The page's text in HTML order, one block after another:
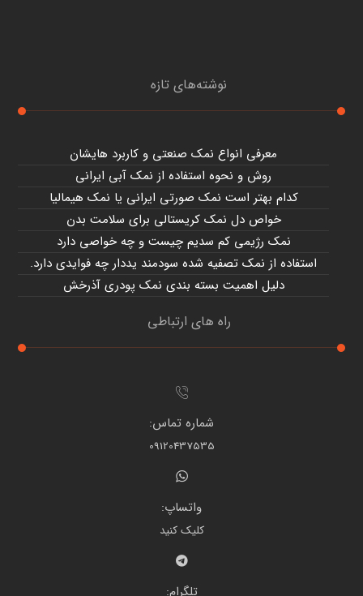
نوشته‌های تازه
معرفی انواع نمک صنعتی و کاربرد هایشان
روش و نحوه استفاده از نمک آبی ایرانی
کدام بهتر است نمک صورتی ایرانی یا نمک هیمالیا
خواص دل نمک کریستالی برای سلامت بدن
نمک رژیمی کم سدیم چیست و چه خواصی دارد
استفاده از نمک تصفیه شده سودمند یددار چه فوایدی دارد.
دلیل اهمیت بسته بندی نمک پودری آذرخش
راه های ارتباطی
شماره تماس:
09120437535
واتساپ:
کلیک کنید
تلگرام: